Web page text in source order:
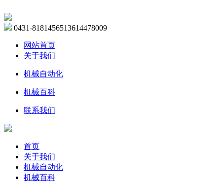
0431-8181456513614478009
网站首页
关于我们
机械自动化
机械百科
联系我们
首页
关于我们
机械自动化
机械百科